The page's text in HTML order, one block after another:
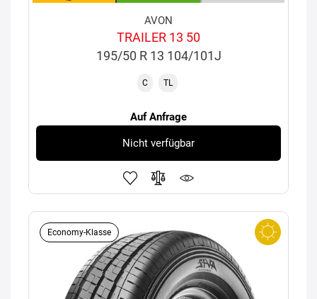
AVON
TRAILER 13 50
195/50 R 13 104/101J
C TL
Auf Anfrage
Nicht verfügbar
Economy-Klasse